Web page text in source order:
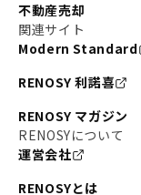
不動産売却
関連サイト
Modern Standard
RENOSY 利諾喜
RENOSY マガジン
RENOSYについて
運営会社
RENOSYとは